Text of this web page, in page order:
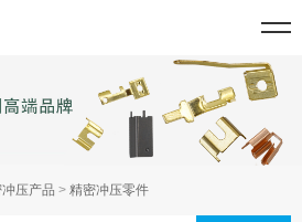
压产品 > 精密冲压零件